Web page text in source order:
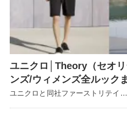
ユニクロ│Theory（セオ
ンズ/ウィメンズ全ルック
ユニクロと同社ファーストリテイ…